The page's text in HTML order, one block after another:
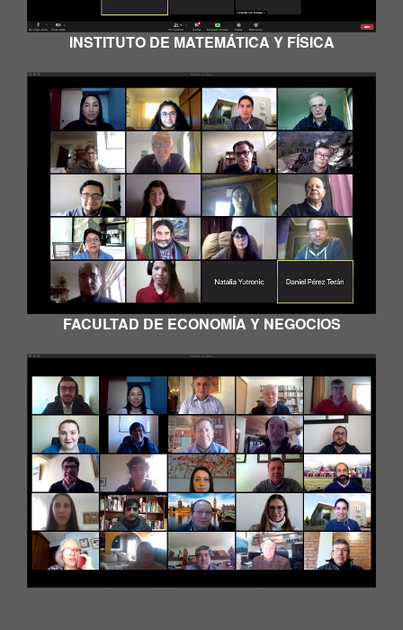
INSTITUTO DE MATEMÁTICA Y FÍSICA
FACULTAD DE ECONOMÍA Y NEGOCIOS